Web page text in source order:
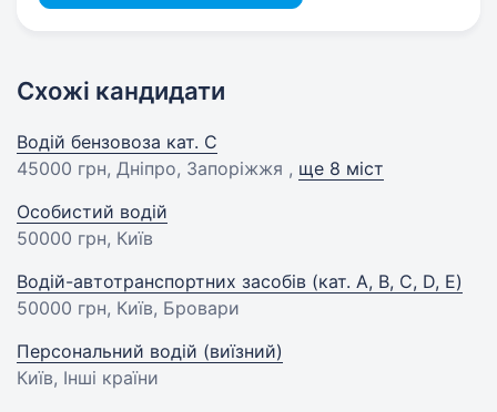
Схожі кандидати
Водій бензовоза кат. С
45000 грн, Дніпро, Запоріжжя , ще 8 міст
Особистий водій
50000 грн, Київ
Водій-автотранспортних засобів (кат. A, B, C, D, E)
50000 грн, Київ, Бровари
Персональний водій (виїзний)
Київ, Інші країни